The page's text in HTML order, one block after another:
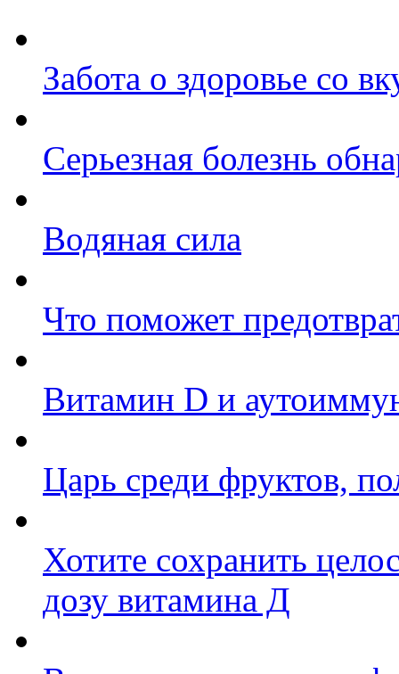
Забота о здоровье со
Серьезная болезнь
Водяная сила
Что поможет
Витамин D и
Царь среди фруктов,
Хотите сохранить
дозу витамина Д